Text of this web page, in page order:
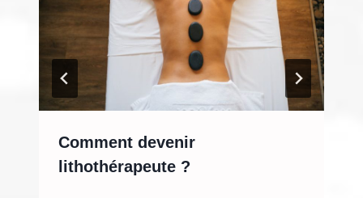
Comment devenir
lithothérapeute ?